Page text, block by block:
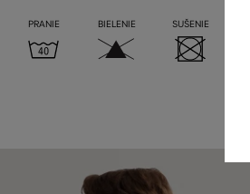
PRANIE BIELENIE SUŠENIE